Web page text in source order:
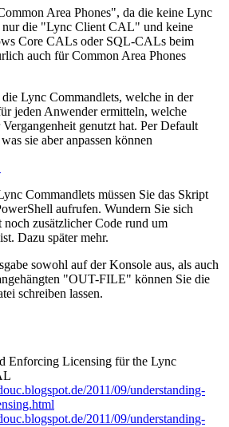
Area Phones", da die keine Lync
nur die "Lync Client CAL" und keine
Core CALs oder SQL-CALs beim
auch für Common Area Phones
Lync Commandlets, welche in der
jeden Anwender ermitteln, welche
genutzt hat. Per Default
sie aber anpassen können
Commandlets müssen Sie das Skript
aufrufen. Wundern Sie sich
zusätzlicher Code rund um
Dazu später mehr.
sowohl auf der Konsole aus, als auch
"OUT-FILE" können Sie die
schreiben lassen.
Enforcing Licensing für the Lync
2011/09/understanding-
2011/09/understanding-